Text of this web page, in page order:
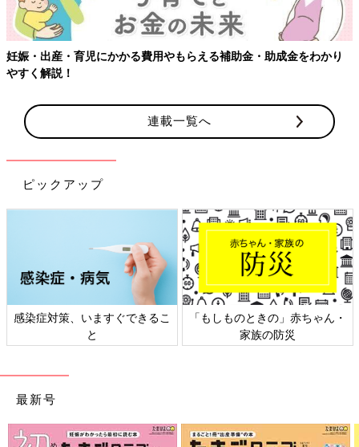
・出産・育児にかかる費用やもらえる補助金・助成金をわかり
く解説！
【
連載一覧へ
ピックアップ
染症対策、いますぐできるこ
「もしものときの」赤ちゃん・
家族の防災
最新号